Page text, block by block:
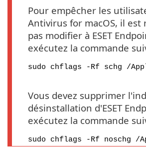
Pour empêcher les
Antivirus for macOS, il
pas modifier à ESET
exécutez la commande
sudo chflags -Rf schg /
Vous devez supprimer
désinstallation d'ESET
exécutez la commande
sudo chflags -Rf noschg /